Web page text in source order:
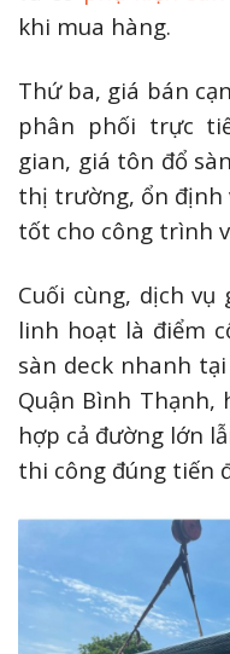
khi mua hàng.
Thứ ba, giá bán
phân phối trực
gian, giá tôn đổ
thị trường, ổn định
tốt cho công trình
Cuối cùng, dịch
linh hoạt là điểm
sàn deck nhanh
Quận Bình
hợp cả đường lớn
thi công đúng tiến